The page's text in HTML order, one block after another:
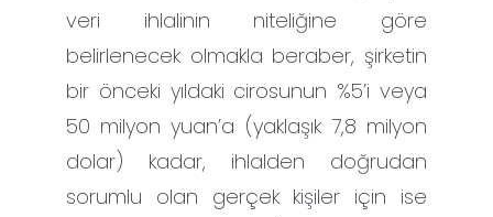
veri ihlalinin niteliğine göre
belirlenecek olmakla beraber, şirketin
bir önceki yıldaki cirosunun %5’i veya
50 milyon yuan’a (yaklaşık 7,8 milyon
dolar) kadar, ihlalden doğrudan
sorumlu olan gerçek kişiler için ise